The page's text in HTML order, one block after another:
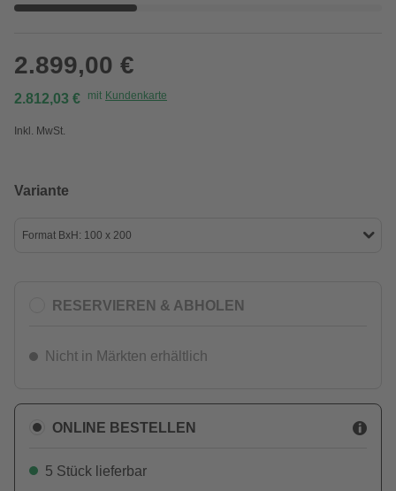
2.899,00 €
2.812,03 € mit Kundenkarte
Inkl. MwSt.
Variante
Format BxH: 100 x 200
RESERVIEREN & ABHOLEN
Nicht in Märkten erhältlich
ONLINE BESTELLEN
5 Stück lieferbar